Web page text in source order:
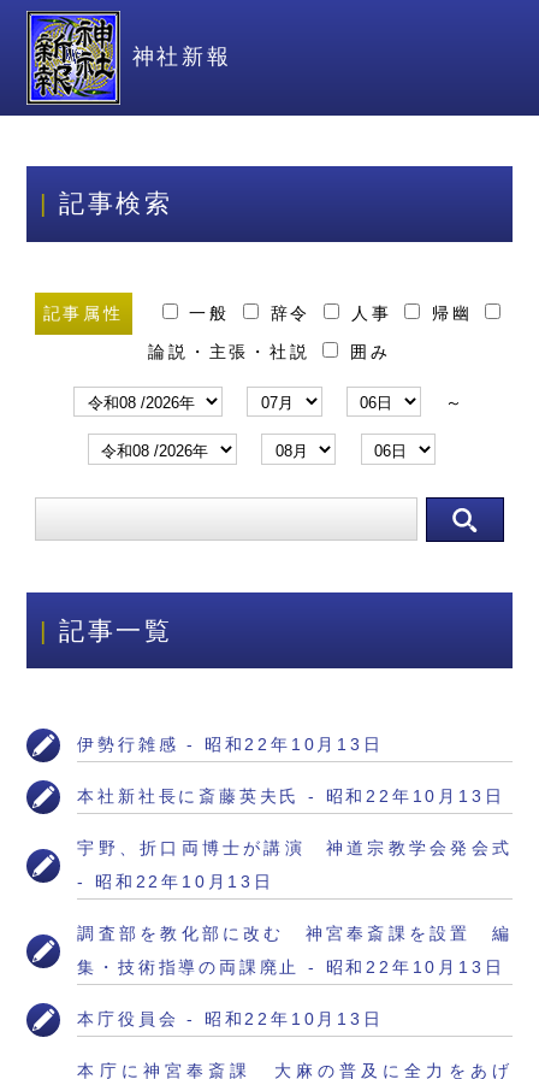
神社新報
記事検索
記事属性 一般 辞令 人事
帰幽
論説・主張・社説
囲み
～
記事一覧
伊勢行雑感 - 昭和22年10月13日
本社新社長に斎藤英夫氏 - 昭和22年10月13日
宇野、折口両博士が講演 神道宗教学会発会式
- 昭和22年10月13日
調査部を教化部に改む 神宮奉斎課を設置 編
集・技術指導の両課廃止 - 昭和22年10月13日
本庁役員会 - 昭和22年10月13日
本庁に神宮奉斎課 大麻の普及に全力をあげ